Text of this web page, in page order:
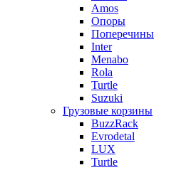
Amos
Опоры
Поперечины
Inter
Menabo
Rola
Turtle
Suzuki
Грузовые корзины
BuzzRack
Evrodetal
LUX
Turtle